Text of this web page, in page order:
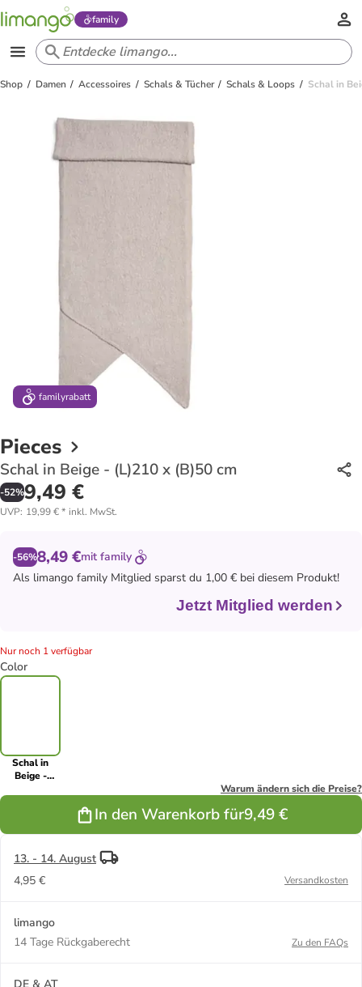
family
Shop Damen Accessoires Schals & Tücher Schals & Loops Schal in
familyrabatt
Pieces
Schal in Beige - (L)210 x (B)50 cm
-52%9,49 €
UVP: 19,99 €* inkl. MwSt.
-56%8,49 €mit family
Als limango family Mitglied sparst du 1,00 € bei diesem Produkt!
Jetzt Mitglied werden
Nur noch 1 verfügbar
Color
Schal in
Beige -
Warum ändern sich die Preise?
In den Warenkorb für9,49 €
13. - 14. August
4,95 €
Versandkosten
limango
14 Tage Rückgaberecht
Zu den FAQs